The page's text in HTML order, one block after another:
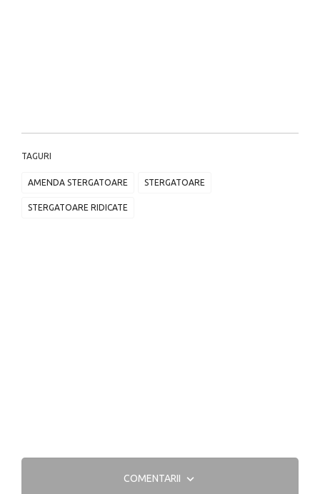
TAGURI
AMENDA STERGATOARE STERGATOARE
STERGATOARE RIDICATE
COMENTARII